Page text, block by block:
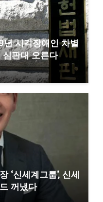
년 시각장애인 차별
심판대 오른다
‘신세계그룹’, 신세
꺼냈다